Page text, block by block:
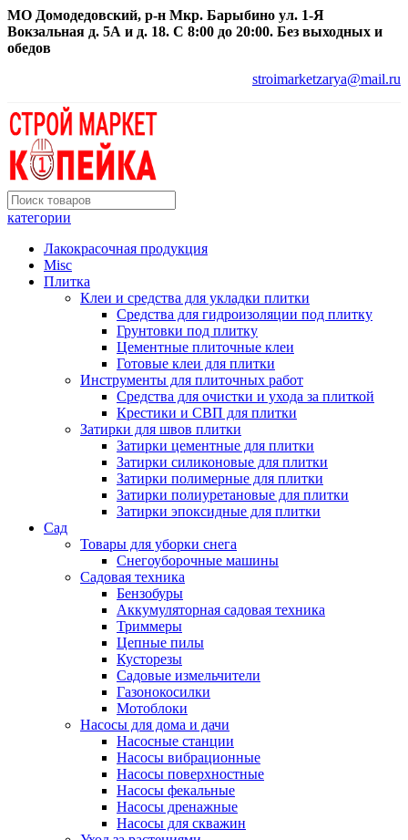
МО Домодедовский, р-н Мкр. Барыбино ул. 1-Я
Вокзальная д. 5А и д. 18. С 8:00 до 20:00. Без выходных и
обедов
stroimarketzarya@mail.ru
категории
Лакокрасочная продукция
Misc
Плитка
Клеи и средства для укладки плитки
Средства для гидроизоляции под плитку
Грунтовки под плитку
Цементные плиточные клеи
Готовые клеи для плитки
Инструменты для плиточных работ
Средства для очистки и ухода за плиткой
Крестики и СВП для плитки
Затирки для швов плитки
Затирки цементные для плитки
Затирки силиконовые для плитки
Затирки полимерные для плитки
Затирки полиуретановые для плитки
Затирки эпоксидные для плитки
Сад
Товары для уборки снега
Снегоуборочные машины
Садовая техника
Бензобуры
Аккумуляторная садовая техника
Триммеры
Цепные пилы
Кусторезы
Садовые измельчители
Газонокосилки
Мотоблоки
Насосы для дома и дачи
Насосные станции
Насосы вибрационные
Насосы поверхностные
Насосы фекальные
Насосы дренажные
Насосы для скважин